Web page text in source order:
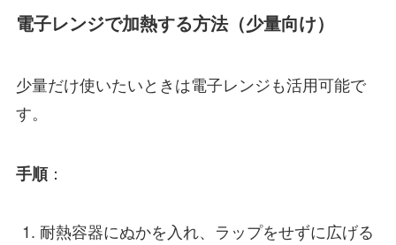
電子レンジで加熱する方法（少量向け）
少量だけ使いたいときは電子レンジも活用可能で
す。
手順：
耐熱容器にぬかを入れ、ラップをせずに広げる